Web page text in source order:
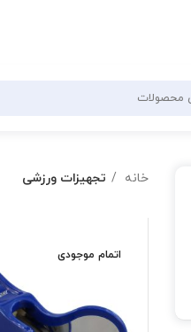
خانه تجهیزات ورزشی
اتمام موجودی